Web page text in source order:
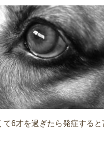
て6才を過ぎたら発症すると